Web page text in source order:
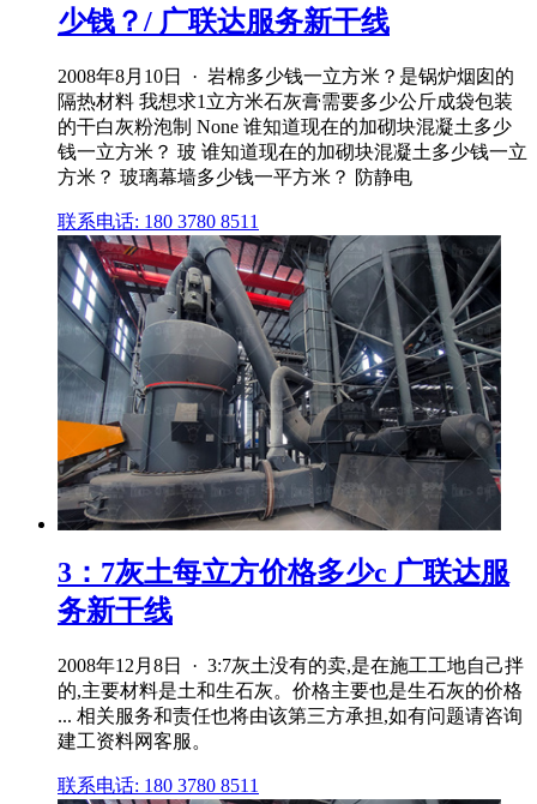
少钱？/ 广联达服务新干线
2008年8月10日 · 岩棉多少钱一立方米？是锅炉烟囱的
隔热材料 我想求1立方米石灰膏需要多少公斤成袋包装
的干白灰粉泡制 None 谁知道现在的加砌块混凝土多少
钱一立方米？ 玻 谁知道现在的加砌块混凝土多少钱一立
方米？ 玻璃幕墙多少钱一平方米？ 防静电
联系电话: 180 3780 8511
3：7灰土每立方价格多少c 广联达服
务新干线
2008年12月8日 · 3:7灰土没有的卖,是在施工工地自己拌
的,主要材料是土和生石灰。价格主要也是生石灰的价格
... 相关服务和责任也将由该第三方承担,如有问题请咨询
建工资料网客服。
联系电话: 180 3780 8511